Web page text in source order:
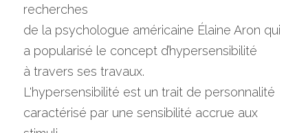
recherches
de la psychologue américaine Élaine Aron qui
a popularisé le concept d’hypersensibilité
à travers ses travaux.
L'hypersensibilité est un trait de personnalité
caractérisé par une sensibilité accrue aux